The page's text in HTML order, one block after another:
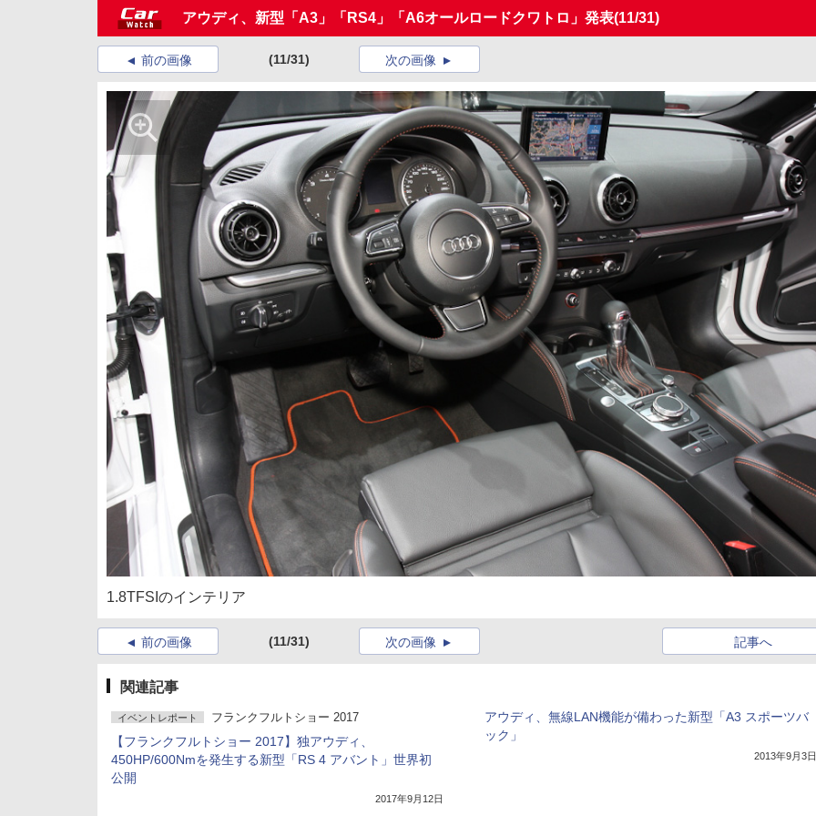
アウディ、新型「A3」「RS4」「A6オールロードクワトロ」発表(11/31)
前の画像 (11/31) 次の画像
1.8TFSIのインテリア
前の画像 (11/31) 記事へ
次の画像
関連記事
イベントレポート フランクフルトショー 2017
【フランクフルトショー 2017】独アウディ、
450HP/600Nmを発生する新型「RS 4 アバント」世界初
公開
2017年9月12日
アウディ、無線LAN機能が備わった新型「A3 スポーツバ
ック」
2013年9月3日